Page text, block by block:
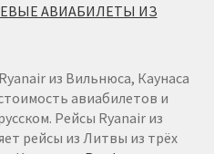
АВИАБИЛЕТЫ ИЗ
из Вильнюса, Каунаса
авиабилетов и
Рейсы Ryanair из
рейсы из Литвы из трёх